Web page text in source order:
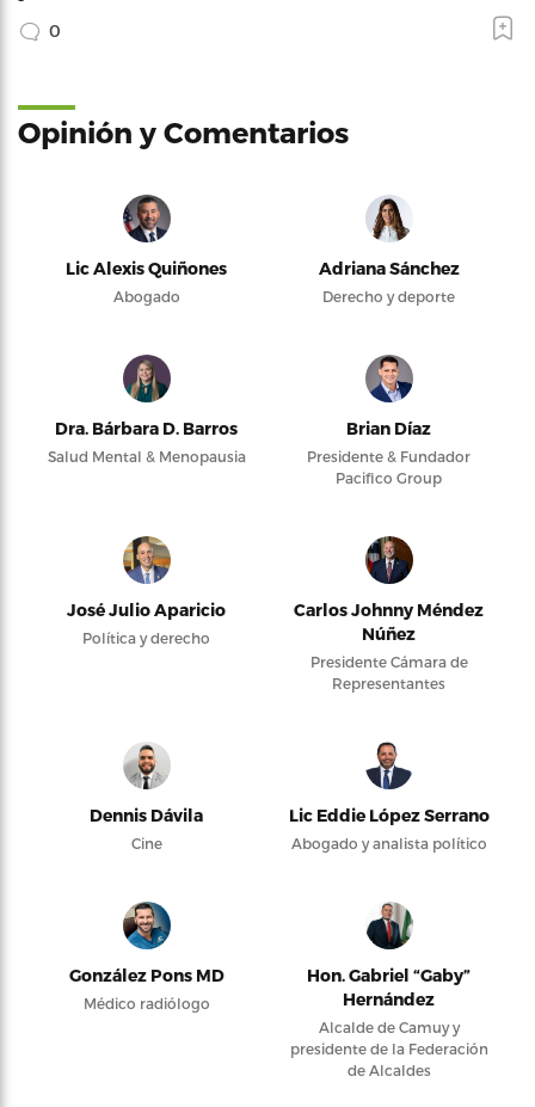
0
Opinión y Comentarios
Lic Alexis Quiñones
Abogado
Adriana Sánchez
Derecho y deporte
Dra. Bárbara D. Barros
Salud Mental & Menopausia
Brian Díaz
Presidente & Fundador
Pacifico Group
José Julio Aparicio
Política y derecho
Carlos Johnny Méndez
Núñez
Presidente Cámara de
Representantes
Dennis Dávila
Cine
Lic Eddie López Serrano
Abogado y analista político
González Pons MD
Médico radiólogo
Hon. Gabriel “Gaby”
Hernández
Alcalde de Camuy y
presidente de la Federación
de Alcaldes